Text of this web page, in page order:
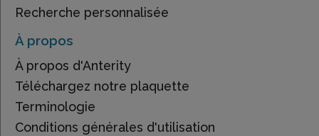
Recherche personnalisée
À propos
À propos d'Anterity
Téléchargez notre plaquette
Terminologie
Conditions générales d'utilisation